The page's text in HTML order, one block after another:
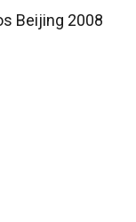
Beijing 2008